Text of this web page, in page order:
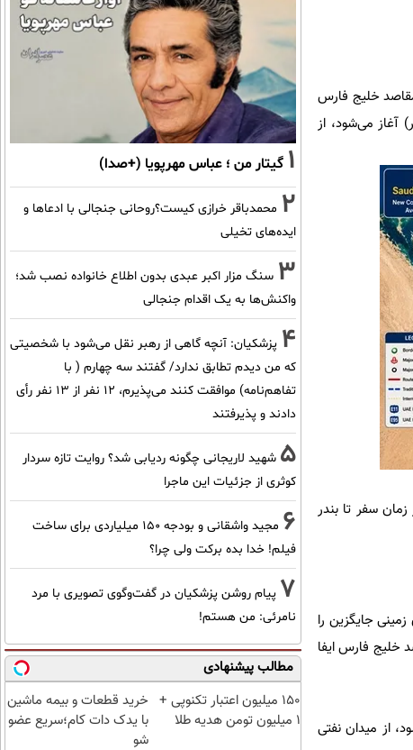
خلیج فارس
قطر) آغاز می‌شود، از
سفر تا بندر
جایگزین را
خلیج فارس ایفا
از میدان نفتی
1 گیتار من ؛ عباس مهرپویا (+صدا)
2 محمدباقر خرازی کیست؟روحانی جنجالی با ادعاها و
ایده‌های تخیلی
3 سنگ مزار اکبر عبدی بدون اطلاع خانواده نصب شد؛
واکنش‌ها به یک اقدام جنجالی
4 پزشکیان‌: آنچه گاهی از رهبر نقل می‌شود با شخصیتی
که من دیدم تطابق ندارد/ گفتند سه چهارم ( با
تفاهم‌نامه) موافقت کنند می‌پذیرم، 12 نفر از 13 نفر رأی
دادند و پذیرفتند
5 شهید لاریجانی چگونه ردیابی شد؟ روایت تازه سردار
کوثری از جزئیات این ماجرا
6
مجید واشقانی و بودجه 150 میلیاردی برای ساخت
فیلم! خدا بده برکت ولی چرا؟
7 پیام روشن پزشکیان در گفت‌و‌گوی تصویری با مرد
نامرئی: من هستم!
مطالب پیشنهادی
150 میلیون اعتبار تکنوپی +
1 میلیون تومن هدیه طلا
خرید قطعات و بیمه ماشین
با یدک دات کام؛سریع عضو
شو